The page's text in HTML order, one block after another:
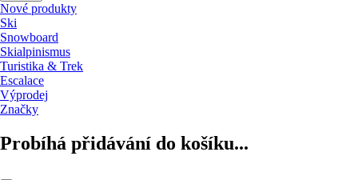
Nové produkty
Ski
Snowboard
Skialpinismus
Turistika & Trek
Escalace
Výprodej
Značky
Probíhá přidávání do košíku...